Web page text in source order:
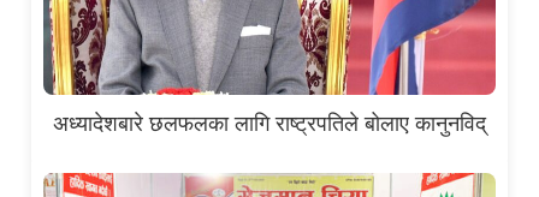
अध्यादेशबारे छलफलका लागि राष्ट्रपतिले बोलाए कानुनविद्